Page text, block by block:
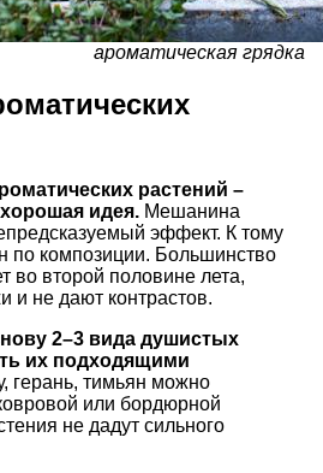
ароматическая грядка
растений –
идея. Мешанина
эффект. К тому
по композиции. Большинство
во второй половине лета,
и не дают контрастов.
2–3 вида душистых
их подходящими
герань, тимьян можно
или бордюрной
не дадут сильного